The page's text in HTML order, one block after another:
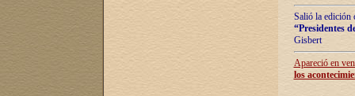
Salió la edición
“Presidentes
Gisbert
Apareció en
los